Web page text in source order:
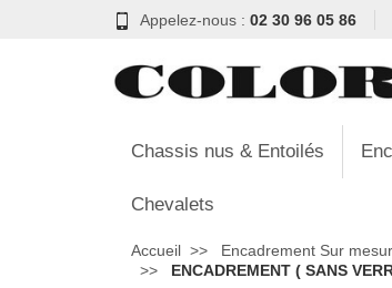
Appelez-nous : 02 30 96 05 86
Chassis nus & Entoilés
Chevalets
Accueil Encadrement Sur
ENCADREMENT ( SANS